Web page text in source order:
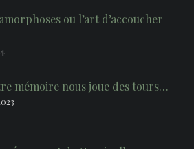
ou l’art d’accoucher
mémoire nous joue des tours…